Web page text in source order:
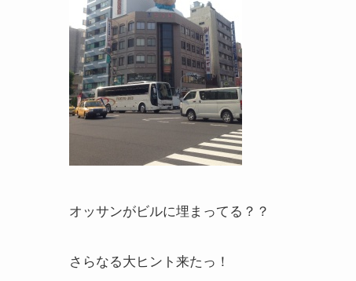
オッサンがビルに埋まってる？？
さらなる大ヒント来たっ！